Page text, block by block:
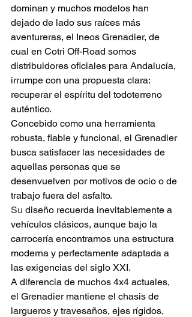
dominan y muchos modelos han
dejado de lado sus raíces más
aventureras, el Ineos Grenadier, de
cual en Cotri Off-Road somos
distribuidores oficiales para Andalucía,
irrumpe con una propuesta clara:
recuperar el espíritu del todoterreno
auténtico.
Concebido como una herramienta
robusta, fiable y funcional, el Grenadier
busca satisfacer las necesidades de
aquellas personas que se
desenvuelven por motivos de ocio o de
trabajo fuera del asfalto.
Su diseño recuerda inevitablemente a
vehículos clásicos, aunque bajo la
carrocería encontramos una estructura
moderna y perfectamente adaptada a
las exigencias del siglo XXI.
A diferencia de muchos 4x4 actuales,
el Grenadier mantiene el chasis de
largueros y travesaños, ejes rígidos,